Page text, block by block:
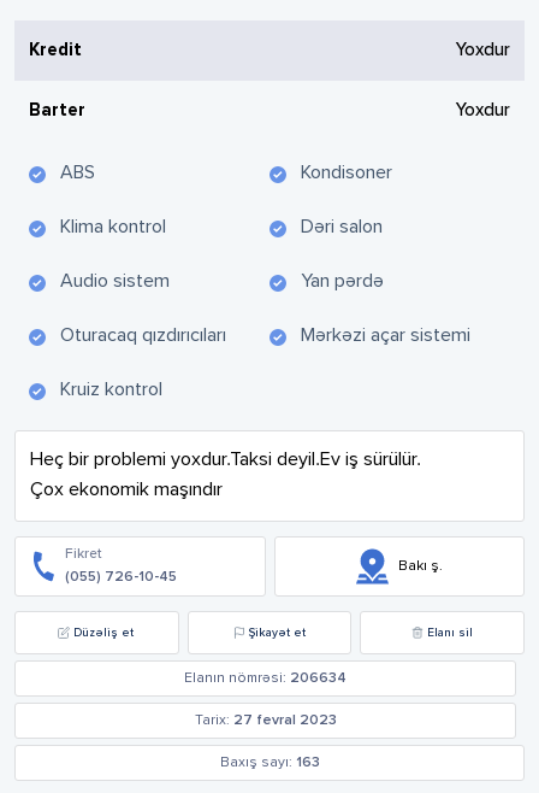
Kredit Yoxdur
Barter Yoxdur
ABS Kondisoner
Klima kontrol Dəri salon
Audio sistem Yan pərdə
Oturacaq qızdırıcıları Mərkəzi açar sistemi
Kruiz kontrol
Heç bir problemi yoxdur.Taksi deyil.Ev iş sürülür.
Çox ekonomik maşındır
Fikret
(055) 726-10-45
Bakı ş.
Düzəliş et Şikayət et Elanı sil
Elanın nömrəsi: 206634
Tarix: 27 fevral 2023
Baxış sayı: 163